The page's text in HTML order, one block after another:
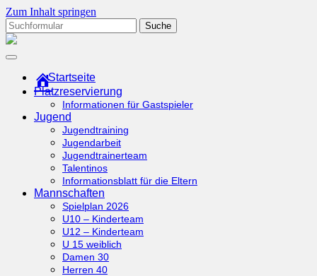
Zum Inhalt springen
Suchen
nach:tcottenhoefen.de
Startseite
Platzreservierung
Informationen für Gastspieler
Jugend
Jugendtraining
Jugendarbeit
Jugendtrainerteam
Talentinos
Informationsblatt für die Eltern
Mannschaften
Spielplan 2026
U10 – Kinderteam
U12 – Kinderteam
U 15 weiblich
Damen 30
Herren 40